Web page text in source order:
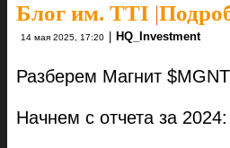
Блог им. TTI |
14 мая 2025, 17:20 HQ_Investment
Разберем Магнит $MGNT
Начнем с отчета за 2024: